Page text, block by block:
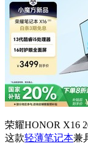
荣耀HONOR X16
这款轻薄笔记本兼